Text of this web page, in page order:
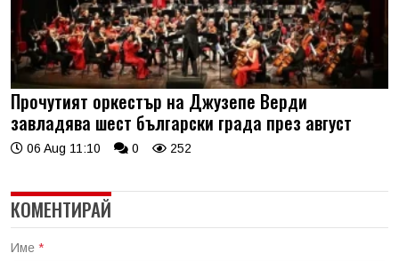
Прочутият оркестър на Джузепе Верди
завладява шест български града през август
06 Aug 11:10 0 252
КОМЕНТИРАЙ
Име *